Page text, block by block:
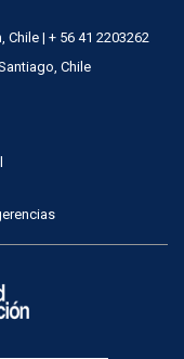
| + 56 41 2203262
Chile